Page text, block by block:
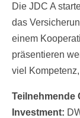
Die JDC A
das
einem
präsentieren
viel
Teilnehmende
Investment: